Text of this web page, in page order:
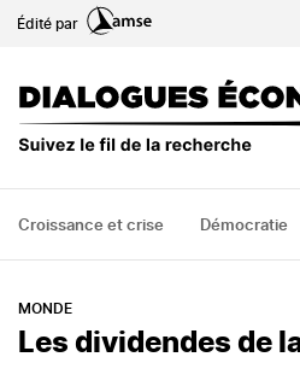
auÉdité par
Croissance et crise Démocratie
MONDE
Les dividendes de